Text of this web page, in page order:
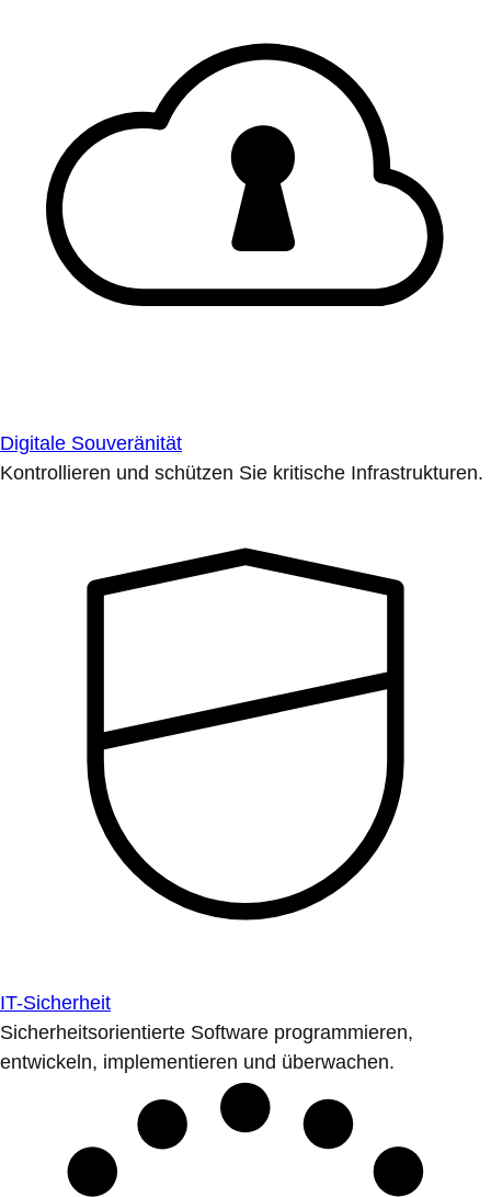
Digitale Souveränität
Kontrollieren und schützen Sie kritische Infrastrukturen.
IT-Sicherheit
Sicherheitsorientierte Software programmieren,
entwickeln, implementieren und überwachen.